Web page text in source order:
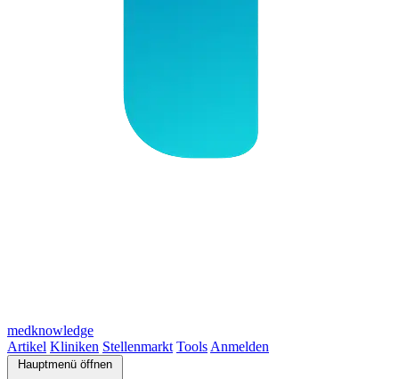
medknowledge
Artikel Kliniken Stellenmarkt Tools Anmelden
Hauptmenü öffnen